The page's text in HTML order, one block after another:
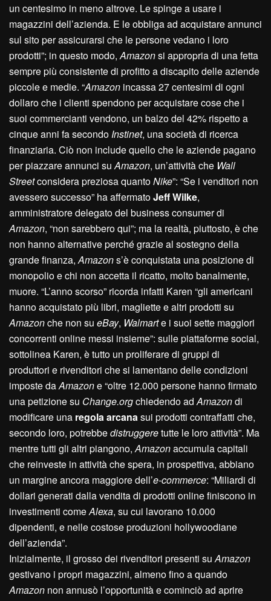
un centesimo in meno altrove. Le spinge a usare i
magazzini dell’azienda. E le obbliga ad acquistare annunci
sul sito per assicurarsi che le persone vedano i loro
prodotti”; in questo modo,Amazonsi appropria di una fetta
sempre più consistente di profitto a discapito delle aziende
piccole e medie. “Amazon incassa 27 centesimi di ogni
dollaro che i clienti spendono per acquistare cose che i
suoi commercianti vendono, un balzo del 42% rispetto a
cinque anni fa secondo Instinet, una società di ricerca
finanziaria. Ciò non include quello che le aziende pagano
per piazzare annunci suAmazon, un’attività che Wall
Streetconsidera preziosa quantoNike”: “Se i venditori non
avessero successo” ha affermatoJeff Wilke,
amministratore delegato del business consumer di
Amazon, “non sarebbero qui”; ma la realtà, piuttosto, è che
non hanno alternative perché grazie al sostegno della
grande finanza,Amazons’è conquistata una posizione di
monopolio e chi non accetta il ricatto, molto banalmente,
muore. “L’anno scorso” ricorda infatti Karen “gli americani
hanno acquistato più libri, magliette e altri prodotti su
Amazonche non su eBay, Walmarte i suoi sette maggiori
concorrenti online messi insieme”: sulle piattaforme social,
sottolinea Karen, è tutto un proliferare di gruppi di
produttori e rivenditori che si lamentano delle condizioni
imposte daAmazone “oltre 12.000 persone hanno firmato
una petizione su Change.orgchiedendo adAmazondi
modificare una regola arcanasui prodotti contraffatti che,
secondo loro, potrebbedistruggeretutte le loro attività”. Ma
mentre tutti gli altri piangono,Amazonaccumula capitali
che reinveste in attività che spera, in prospettiva, abbiano
un margine ancora maggiore dell’e-commerce: “Miliardi di
dollari generati dalla vendita di prodotti online finiscono in
investimenti comeAlexa, su cui lavorano 10.000
dipendenti, e nelle costose produzioni hollywoodiane
dell’azienda”.
Inizialmente, il grosso dei rivenditori presenti suAmazon
gestivano i propri magazzini, almeno fino a quando
Amazon non annusò l’opportunità e cominciò ad aprire